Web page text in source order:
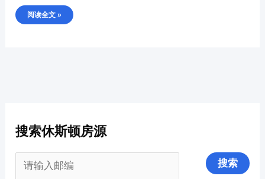
阅读全文 »
搜索休斯顿房源